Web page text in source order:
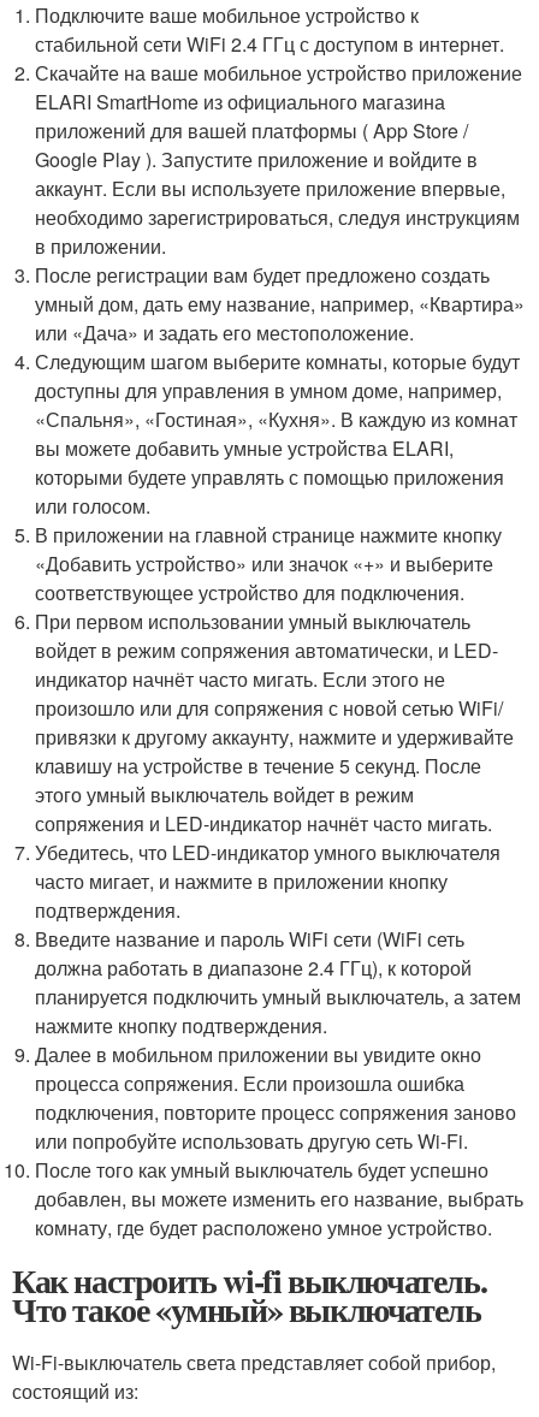
Подключите ваше мобильное устройство к
стабильной сети WiFi 2.4 ГГц с доступом в интернет.
Скачайте на ваше мобильное устройство приложение
ELARI SmartHome из официального магазина
приложений для вашей платформы ( App Store /
Google Play ). Запустите приложение и войдите в
аккаунт. Если вы используете приложение впервые,
необходимо зарегистрироваться, следуя инструкциям
в приложении.
После регистрации вам будет предложено создать
умный дом, дать ему название, например, «Квартира»
или «Дача» и задать его местоположение.
Следующим шагом выберите комнаты, которые будут
доступны для управления в умном доме, например,
«Спальня», «Гостиная», «Кухня». В каждую из комнат
вы можете добавить умные устройства ELARI,
которыми будете управлять с помощью приложения
или голосом.
В приложении на главной странице нажмите кнопку
«Добавить устройство» или значок «+» и выберите
соответствующее устройство для подключения.
При первом использовании умный выключатель
войдет в режим сопряжения автоматически, и LED-
индикатор начнёт часто мигать. Если этого не
произошло или для сопряжения с новой сетью WiFi/
привязки к другому аккаунту, нажмите и удерживайте
клавишу на устройстве в течение 5 секунд. После
этого умный выключатель войдет в режим
сопряжения и LED-индикатор начнёт часто мигать.
Убедитесь, что LED-индикатор умного выключателя
часто мигает, и нажмите в приложении кнопку
подтверждения.
Введите название и пароль WiFi сети (WiFi сеть
должна работать в диапазоне 2.4 ГГц), к которой
планируется подключить умный выключатель, а затем
нажмите кнопку подтверждения.
Далее в мобильном приложении вы увидите окно
процесса сопряжения. Если произошла ошибка
подключения, повторите процесс сопряжения заново
или попробуйте использовать другую сеть Wi-Fi.
После того как умный выключатель будет успешно
добавлен, вы можете изменить его название, выбрать
комнату, где будет расположено умное устройство.
Как настроить wi-fi выключатель.
Что такое «умный» выключатель
Wi-Fi-выключатель света представляет собой прибор,
состоящий из: